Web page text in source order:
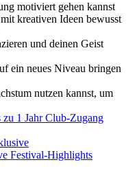
motiviert gehen kannst
kreativen Ideen bewusst
und deinen Geist
ein neues Niveau bringen
nutzen kannst, um
zu 1 Jahr Club-Zugang
Festival-Highlights